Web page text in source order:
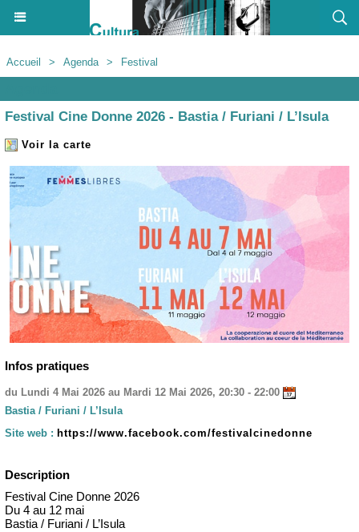
Accueil > Agenda > Festival
Festival Cine Donne 2026 - Bastia / Furiani / L’Isula
Voir la carte
Infos pratiques
du Lundi 4 Mai 2026 au Mardi 12 Mai 2026, 20:30 - 22:00
Bastia / Furiani / L’Isula
Site web : https://www.facebook.com/festivalcinedonne
Description
Festival Cine Donne 2026
Du 4 au 12 mai
Bastia / Furiani / L’Isula